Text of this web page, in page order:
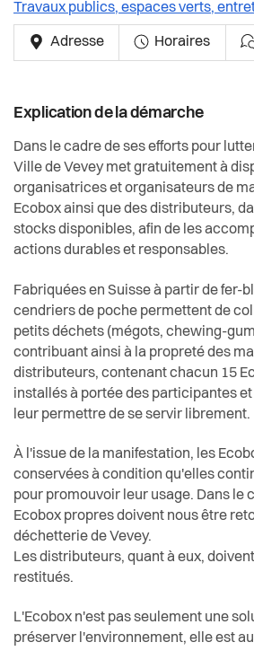
Travaux publics, espaces verts,
Adresse Horaires
Explication de la démarche
Dans le cadre de ses efforts pour
Ville de Vevey met gratuitement à
organisatrices et organisateurs de
Ecobox ainsi que des distributeurs,
stocks disponibles, afin de les
actions durables et responsables.
Fabriquées en Suisse à partir de fer-
cendriers de poche permettent de
petits déchets (mégots, chewing-
contribuant ainsi à la propreté des
distributeurs, contenant chacun 15
installés à portée des participantes
leur permettre de se servir librement.
À l'issue de la manifestation, les
conservées à condition qu'elles
pour promouvoir leur usage. Dans le
Ecobox propres doivent nous être
déchetterie de Vevey.
Les distributeurs, quant à eux,
restitués.
L'Ecobox n'est pas seulement une
préserver l'environnement, elle est